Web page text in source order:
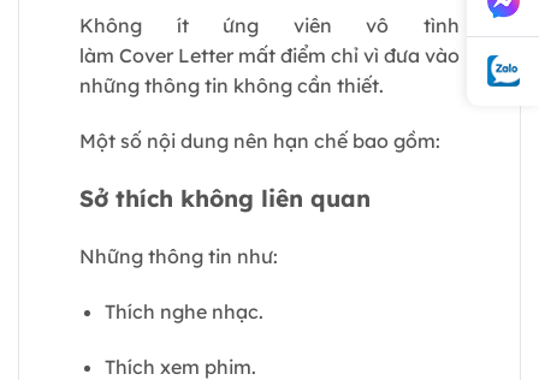
Không ít ứng viên vô tình
làm Cover Letter mất điểm chỉ vì đưa vào
những thông tin không cần thiết.
Một số nội dung nên hạn chế bao gồm:
Sở thích không liên quan
Những thông tin như:
Thích nghe nhạc.
Thích xem phim.